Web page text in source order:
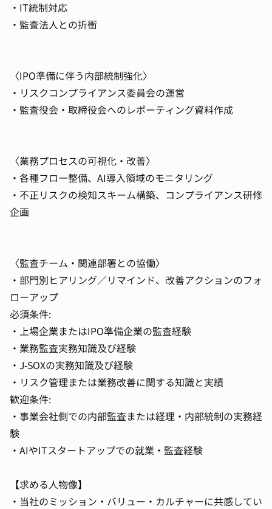
・IT統制対応
・監査法人との折衝
〈IPO準備に伴う内部統制強化〉
・リスクコンプライアンス委員会の運営
・監査役会・取締役会へのレポーティング資料作成
〈業務プロセスの可視化・改善〉
・各種フロー整備、AI導入領域のモニタリング
・不正リスクの検知スキーム構築、コンプライアンス研修
企画
〈監査チーム・関連部署との協働〉
・部門別ヒアリング／リマインド、改善アクションのフォ
ローアップ
必須条件:
・上場企業またはIPO準備企業の監査経験
・業務監査実務知識及び経験
・J-SOXの実務知識及び経験
・リスク管理または業務改善に関する知識と実績
歓迎条件:
・事業会社側での内部監査または経理・内部統制の実務経
験
・AIやITスタートアップでの就業・監査経験
【求める人物像】
・当社のミッション・バリュー・カルチャーに共感してい